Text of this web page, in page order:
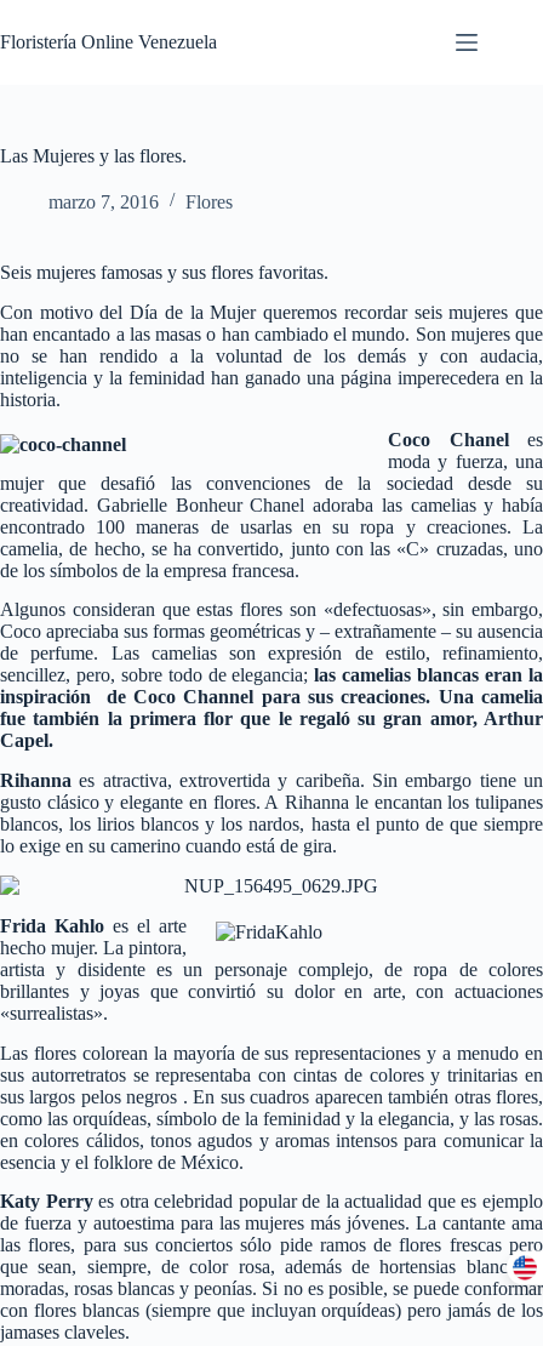
Floristería Online Venezuela
Las Mujeres y las flores.
marzo 7, 2016 Flores
Seis mujeres famosas y sus flores favoritas.
Con motivo del Día de la Mujer queremos recordar seis mujeres que
han encantado a las masas o han cambiado el mundo. Son mujeres que
no se han rendido a la voluntad de los demás y con audacia,
inteligencia y la feminidad han ganado una página imperecedera en la
historia.
Coco Chaneles
moda y fuerza, una
mujer que desafió las convenciones de la sociedad desde su
creatividad. Gabrielle Bonheur Chanel adoraba las camelias y había
encontrado 100 maneras de usarlas en su ropa y creaciones. La
camelia, de hecho, se ha convertido, junto con las «C» cruzadas, uno
de los símbolos de la empresa francesa.
Algunos consideran que estas flores son «defectuosas», sin embargo,
Coco apreciaba sus formas geométricas y – extrañamente – su ausencia
de perfume. Las camelias son expresión de estilo, refinamiento,
sencillez, pero, sobre todo de elegancia;las camelias blancas eran la
inspiración de Coco Channel para sus creaciones. Una camelia
fue también la primera flor que le regaló su gran amor, Arthur
Capel.
Rihanna es atractiva, extrovertida y caribeña. Sin embargo tiene un
gusto clásico y elegante en flores. A Rihanna le encantan los tulipanes
blancos, los lirios blancos y los nardos, hasta el punto de que siempre
lo exige en su camerino cuando está de gira.
Frida Kahlo es el arte
hecho mujer. La pintora,
artista y disidente es un personaje complejo, de ropa de colores
brillantes y joyas que convirtió su dolor en arte, con actuaciones
«surrealistas».
Las flores colorean la mayoría de sus representaciones y a menudo en
sus autorretratos se representaba con cintas de colores y trinitarias en
sus largos pelos negros . En sus cuadros aparecen también otras flores,
como las orquídeas, símbolo de la feminidad y la elegancia, y las rosas.
en colores cálidos, tonos agudos y aromas intensos para comunicar la
esencia y el folklore de México.
Katy Perryes otra celebridad popular de la actualidad que es ejemplo
de fuerza y autoestima para las mujeres más jóvenes. La cantante ama
las flores, para sus conciertos sólo pide ramos de flores frescas pero
que sean, siempre, de color rosa, además de hortensias blancas y
moradas, rosas blancas y peonías. Si no es posible, se puede conformar
con flores blancas (siempre que incluyan orquídeas) pero jamás de los
jamases claveles.